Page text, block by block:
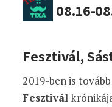
08.16-
Fesztivál,
2019-ben is
Fesztivál